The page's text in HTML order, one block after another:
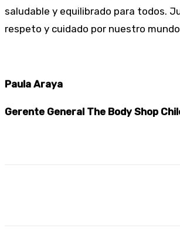
saludable y equilibrado para todos.
respeto y cuidado por nuestro
Paula Araya
Gerente General The Body Shop